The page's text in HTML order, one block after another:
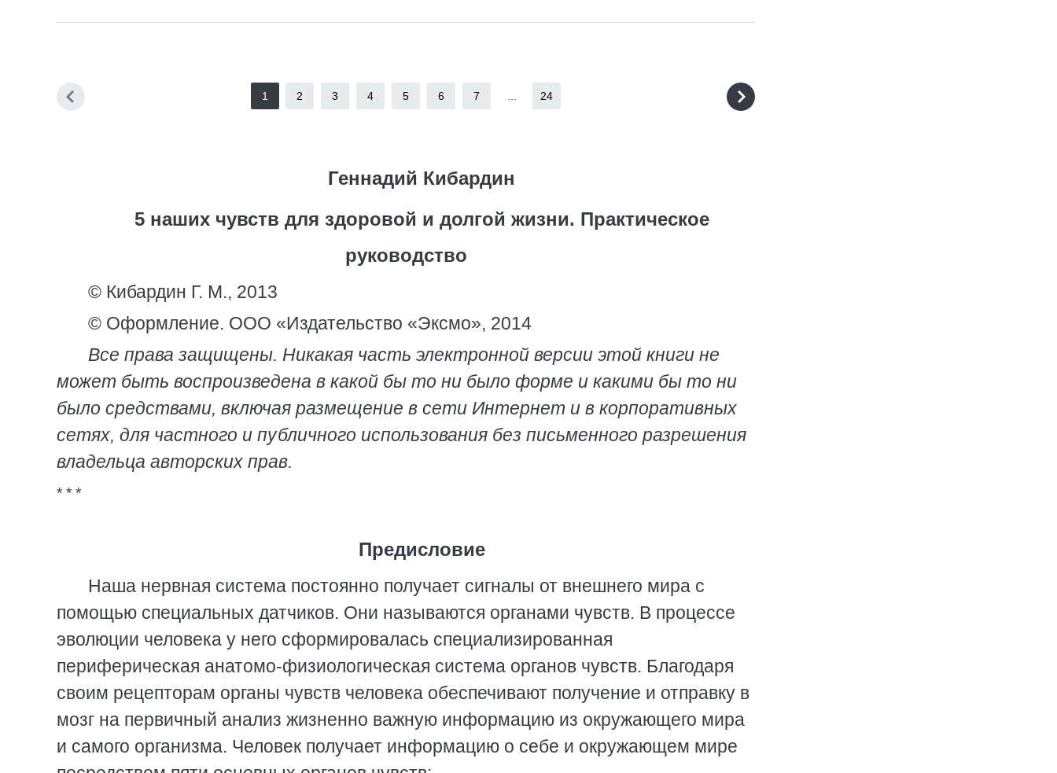
1 2 3 4 5 6 7 24
Геннадий Кибардин
5 наших чувств для здоровой и долгой жизни. Практическое
руководство
© Кибардин Г. М., 2013
© Оформление. ООО «Издательство «Эксмо», 2014
Все права защищены. Никакая часть электронной версии этой книги не
может быть воспроизведена в какой бы то ни было форме и какими бы то ни
было средствами, включая размещение в сети Интернет и в корпоративных
сетях, для частного и публичного использования без письменного разрешения
владельца авторских прав.
* * *
Предисловие
Наша нервная система постоянно получает сигналы от внешнего мира с
помощью специальных датчиков. Они называются органами чувств. В процессе
эволюции человека у него сформировалась специализированная
периферическая анатомо-физиологическая система органов чувств. Благодаря
своим рецепторам органы чувств человека обеспечивают получение и отправку в
мозг на первичный анализ жизненно важную информацию из окружающего мира
и самого организма. Человек получает информацию о себе и окружающем мире